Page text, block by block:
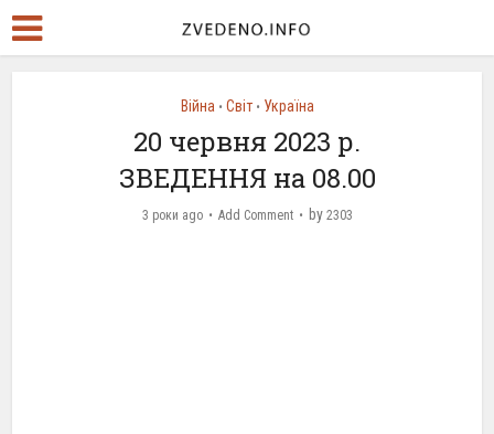
Війна • Світ • Україна
20 червня 2023 р.
ЗВЕДЕННЯ на 08.00
3 роки ago Add Comment by 2303